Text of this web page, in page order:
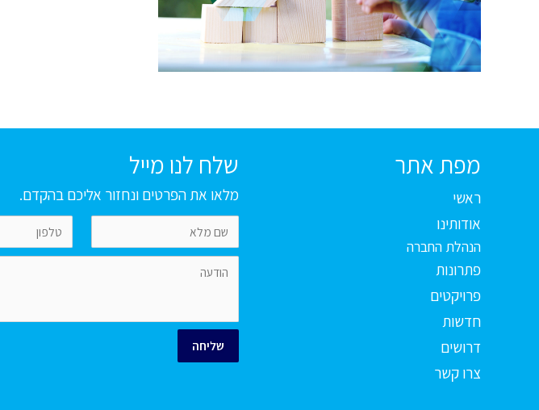
מפת אתר
ראשי
אודותינו
הנהלת החברה
פתרונות
פרויקטים
חדשות
דרושים
צרו קשר
שלח לנו מייל
מלאו את הפרטים ונחזור אליכם בהקדם.
שליחה